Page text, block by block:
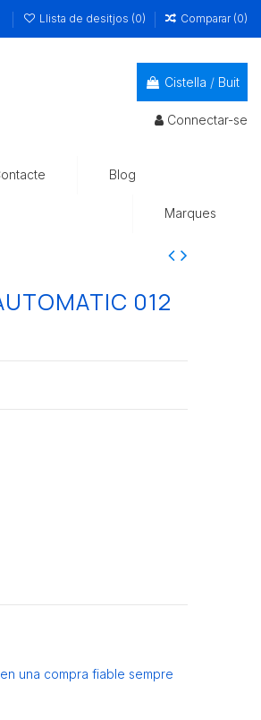
Llista de desitjos (0) Comparar (0)
Cistella / Buit
Connectar-se
Blog
Marques
012
una compra fiable sempre